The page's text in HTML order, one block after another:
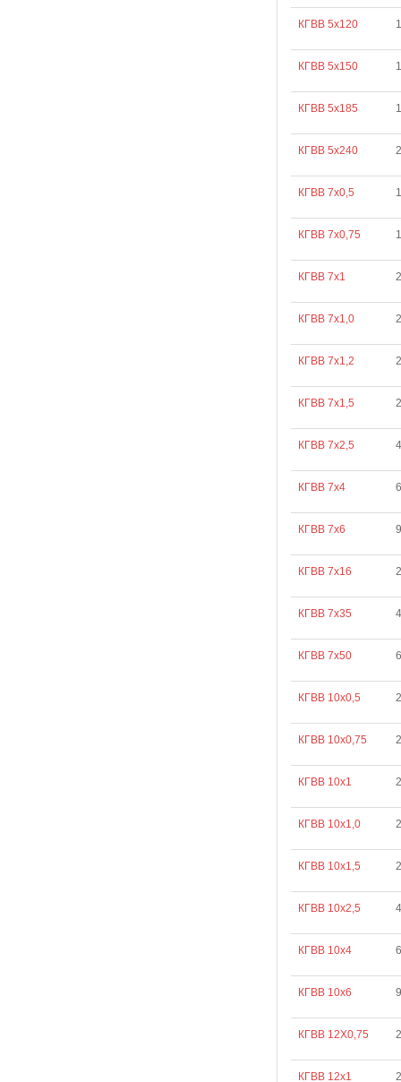
КГВВ 5х120
КГВВ 5х150
КГВВ 5х185
КГВВ 5х240
КГВВ 7х0,5
КГВВ 7х0,75
КГВВ 7х1
КГВВ 7х1,0
КГВВ 7х1,2
КГВВ 7х1,5
КГВВ 7х2,5
КГВВ 7х4
КГВВ 7х6
КГВВ 7х16
КГВВ 7х35
КГВВ 7х50
КГВВ 10х0,5
КГВВ 10х0,75
КГВВ 10х1
КГВВ 10х1,0
КГВВ 10х1,5
КГВВ 10х2,5
КГВВ 10х4
КГВВ 10х6
КГВВ 12Х0,75
КГВВ 12х1